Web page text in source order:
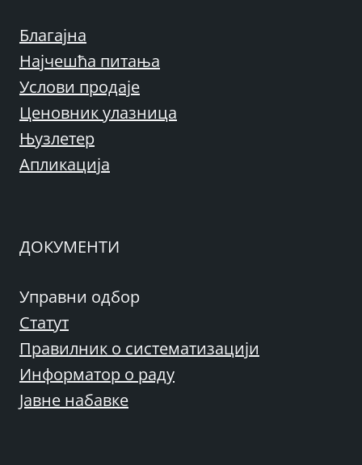
Благајна
Најчешћа питања
Услови продаје
Ценовник улазница
Њузлетер
Апликација
ДОКУМЕНТИ
Управни одбор
Статут
Правилник о систематизацији
Информатор о раду
Јавне набавке